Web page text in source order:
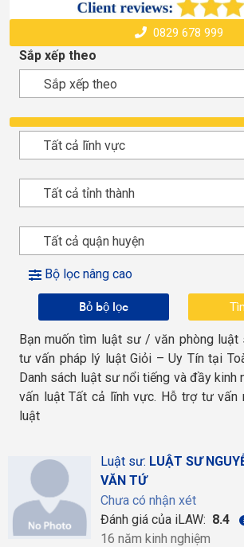
0829 678 999
Sắp xếp theo
Sắp xếp theo
Tất cả lĩnh vực
Tất cả tỉnh thành
Tất cả quận huyện
Bộ lọc nâng cao
Bỏ bộ lọc
Bạn muốn tìm luật sư / văn phòng
tư vấn pháp lý luật Giỏi – Uy Tín tại
Danh sách luật sư nổi tiếng và đầy kinh
vấn luật Tất cả lĩnh vực. Hỗ trợ tư vấn
luật
Luật sư: LUẬT SƯ
VĂN TỨ
Chưa có nhận xét
Đánh giá của iLAW: 8.4
16 năm kinh nghiệm